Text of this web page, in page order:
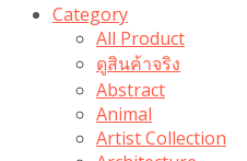
Category
All Product
ดูสินค้าจริง
Abstract
Animal
Artist Collection